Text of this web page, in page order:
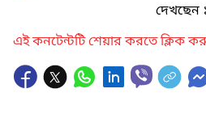
দেখছেন
এই কনটেন্টটি শেয়ার করতে ক্লিক